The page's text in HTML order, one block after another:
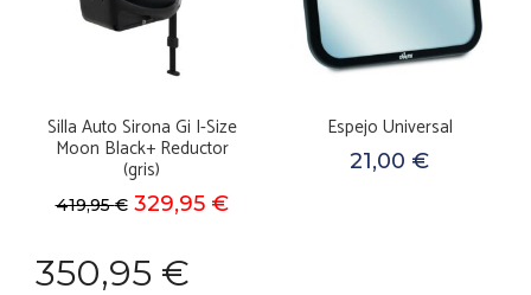
Silla Auto Sirona Gi I-Size
Moon Black+ Reductor
(gris)
419,95€ El
original
329,95 €El
Espejo Universal
21,00 €
350,95 €